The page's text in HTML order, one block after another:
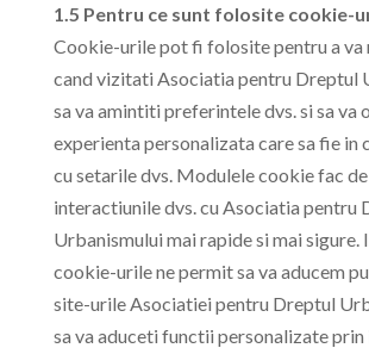
1.5 Pentru ce sunt folosite cookie-
Cookie-urile pot fi folosite pentru a va
cand vizitati Asociatia pentru Dreptul
sa va amintiti preferintele dvs. si sa va
experienta personalizata care sa fie
cu setarile dvs. Modulele cookie fac de
interactiunile dvs. cu Asociatia pentru
Urbanismului mai rapide si mai sigure.
cookie-urile ne permit sa va aducem
site-urile Asociatiei pentru Dreptul
sa va aduceti functii personalizate